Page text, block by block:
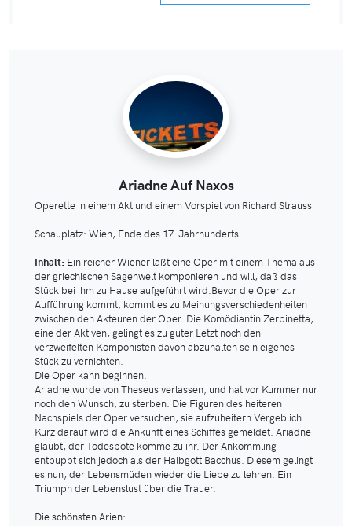
Ariadne Auf Naxos
Operette in einem Akt und einem Vorspiel von Richard Strauss
Schauplatz: Wien, Ende des 17. Jahrhunderts
Inhalt: Ein reicher Wiener läßt eine Oper mit einem Thema aus
der griechischen Sagenwelt komponieren und will, daß das
Stück bei ihm zu Hause aufgeführt wird.Bevor die Oper zur
Aufführung kommt, kommt es zu Meinungsverschiedenheiten
zwischen den Akteuren der Oper. Die Komödiantin Zerbinetta,
eine der Aktiven, gelingt es zu guter Letzt noch den
verzweifelten Komponisten davon abzuhalten sein eigenes
Stück zu vernichten.
Die Oper kann beginnen.
Ariadne wurde von Theseus verlassen, und hat vor Kummer nur
noch den Wunsch, zu sterben. Die Figuren des heiteren
Nachspiels der Oper versuchen, sie aufzuheitern.Vergeblich.
Kurz darauf wird die Ankunft eines Schiffes gemeldet. Ariadne
glaubt, der Todesbote komme zu ihr. Der Ankömmling
entpuppt sich jedoch als der Halbgott Bacchus. Diesem gelingt
es nun, der Lebensmüden wieder die Liebe zu lehren. Ein
Triumph der Lebenslust über die Trauer.
Die schönsten Arien: